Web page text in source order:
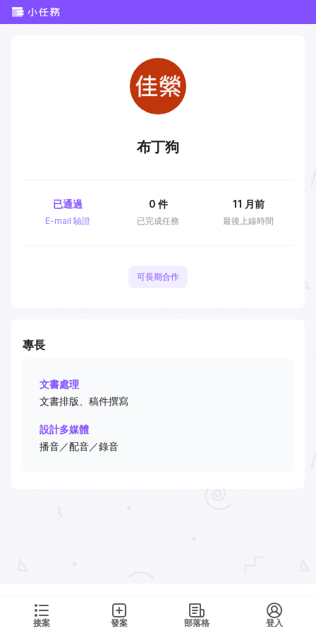
接案 發案 部落格 登入
布丁狗
E-mail 驗證
已通過
已完成任務
0 件
最後上線時間
11 月前
可長期合作
專長
文書處理
文書排版、稿件撰寫
設計多媒體
播音／配音／錄音